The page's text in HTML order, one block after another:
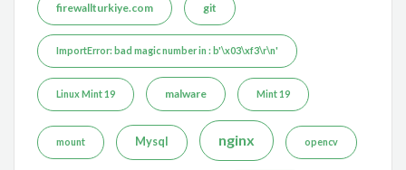
firewallturkiye.com git
ImportError: bad magic number in : b'\x03\xf3\r\n'
Linux Mint 19 malware Mint 19
mount Mysql nginx opencv